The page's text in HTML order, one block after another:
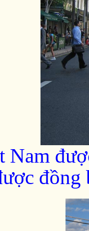
Nam
đồng